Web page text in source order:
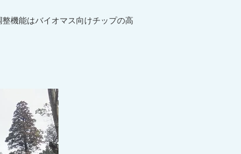
機能はバイオマス向けチップの高